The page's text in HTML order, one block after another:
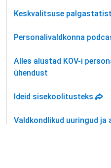
Keskvalitsuse
Personalivaldkonna
Alles alustad KOV-i
ühendust
Ideid sisekoolitusteks
Valdkondlikud uuringud ja